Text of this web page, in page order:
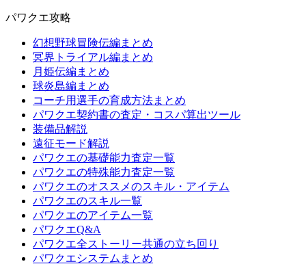
パワクエ攻略
幻想野球冒険伝編まとめ
冥界トライアル編まとめ
月姫伝編まとめ
球炎島編まとめ
コーチ用選手の育成方法まとめ
パワクエ契約書の査定・コスパ算出ツール
装備品解説
遠征モード解説
パワクエの基礎能力査定一覧
パワクエの特殊能力査定一覧
パワクエのオススメのスキル・アイテム
パワクエのスキル一覧
パワクエのアイテム一覧
パワクエQ&A
パワクエ全ストーリー共通の立ち回り
パワクエシステムまとめ